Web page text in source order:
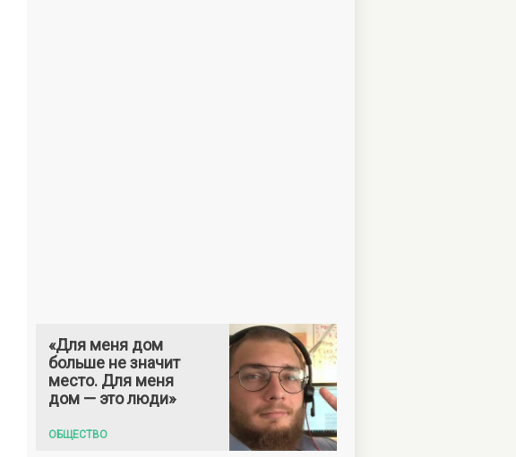
«Для меня дом
больше не значит
место. Для меня
дом — это люди»
ОБЩЕСТВО